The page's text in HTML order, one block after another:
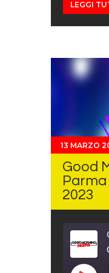
LEGGI
13 MARZO
Good
2023